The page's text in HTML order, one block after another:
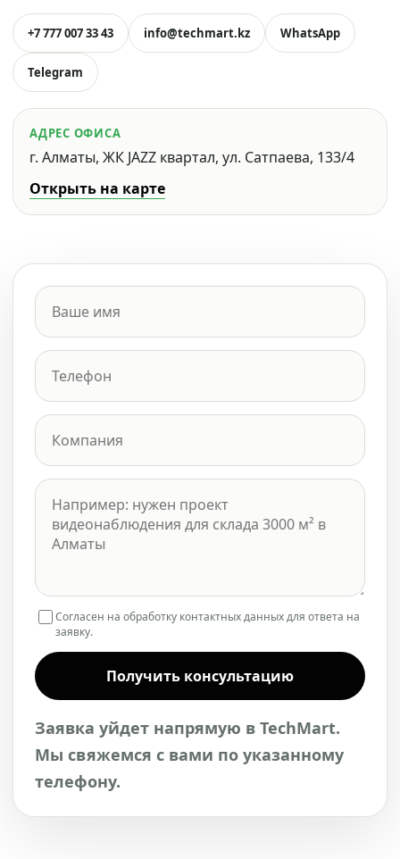
+7 777 007 33 43 info@techmart.kz WhatsApp
Telegram
АДРЕС ОФИСА
г. Алматы, ЖК JAZZ квартал, ул. Сатпаева, 133/4
Открыть на карте
Согласен на обработку контактных данных для ответа на
заявку.
Получить консультацию
Заявка уйдет напрямую в TechMart.
Мы свяжемся с вами по указанному
телефону.